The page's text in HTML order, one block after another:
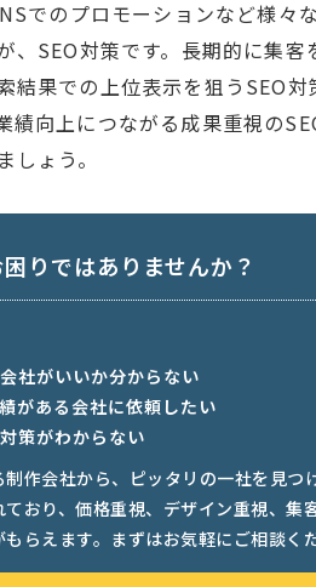
でのプロモーションなど様々
、SEO対策です。長期的に集
結果での上位表示を狙うSEO
績向上につながる成果重視の
ょう。
りではありませんか？
社がいいか分からない
がある会社に依頼したい
策がわからない
作会社から、ピッタリの一社を見つ
おり、価格重視、デザイン重視、集
らえます。まずはお気軽にご相談くだ